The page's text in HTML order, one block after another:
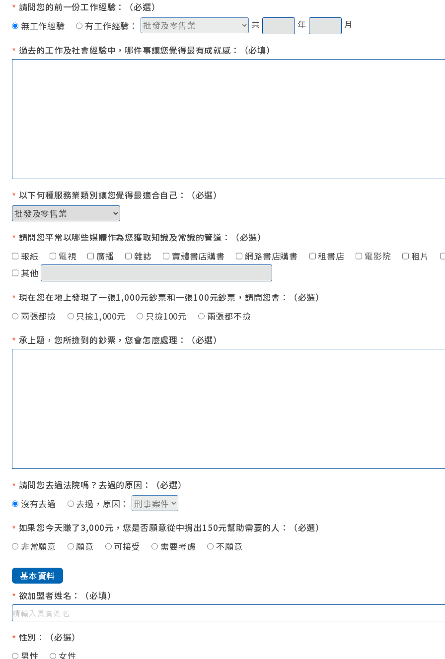
* 請問您的前一份工作經驗：（必選）
無工作經驗
有工作經驗： 共 年 月
* 過去的工作及社會經驗中，哪件事讓您覺得最有成就感：（必填）
* 以下何種服務業類別讓您覺得最適合自己：（必選）
* 請問您平常以哪些媒體作為您獲取知識及常識的管道：（必選）
報紙
電視 廣播 雜誌 實體書店購書 網路書店購書 租書店 電影院
租片
其他
* 現在您在地上發現了一張1,000元鈔票和一張100元鈔票，請問您會：（必選）
兩張都撿
只撿1,000元 只撿100元 兩張都不撿
* 承上題，您所撿到的鈔票，您會怎麼處理：（必選）
* 請問您去過法院嗎？去過的原因：（必選）
沒有去過
去過，原因：
* 如果您今天賺了3,000元，您是否願意從中捐出150元幫助需要的人：（必選）
非常願意
願意 可接受 需要考慮 不願意
基本資料
* 欲加盟者姓名：（必填）
* 性別：（必選）
男性
女性